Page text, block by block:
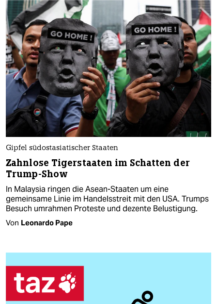
Gipfel südostasiatischer Staaten
Zahnlose Tigerstaaten im Schatten der
Trump-Show
In Malaysia ringen die Asean-Staaten um eine
gemeinsame Linie im Handelsstreit mit den USA. Trumps
Besuch umrahmen Proteste und dezente Belustigung.
Von Leonardo Pape